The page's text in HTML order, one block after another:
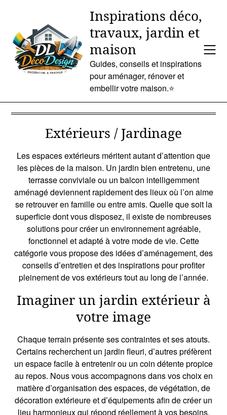
content
Inspirations déco,
travaux, jardin et
maison
Guides, conseils et inspirations
pour aménager, rénover et
embellir votre maison.⭐
Extérieurs / Jardinage
Les espaces extérieurs méritent autant d’attention que
les pièces de la maison. Un jardin bien entretenu, une
terrasse conviviale ou un balcon intelligemment
aménagé deviennent rapidement des lieux où l’on aime
se retrouver en famille ou entre amis. Quelle que soit la
superficie dont vous disposez, il existe de nombreuses
solutions pour créer un environnement agréable,
fonctionnel et adapté à votre mode de vie. Cette
catégorie vous propose des idées d’aménagement, des
conseils d’entretien et des inspirations pour profiter
pleinement de vos extérieurs tout au long de l’année.
Imaginer un jardin extérieur à
votre image
Chaque terrain présente ses contraintes et ses atouts.
Certains recherchent un jardin fleuri, d’autres préfèrent
un espace facile à entretenir ou un coin détente propice
au repos. Nous vous accompagnons dans vos choix en
matière d’organisation des espaces, de végétation, de
décoration extérieure et d’équipements afin de créer un
lieu harmonieux qui répond réellement à vos besoins.